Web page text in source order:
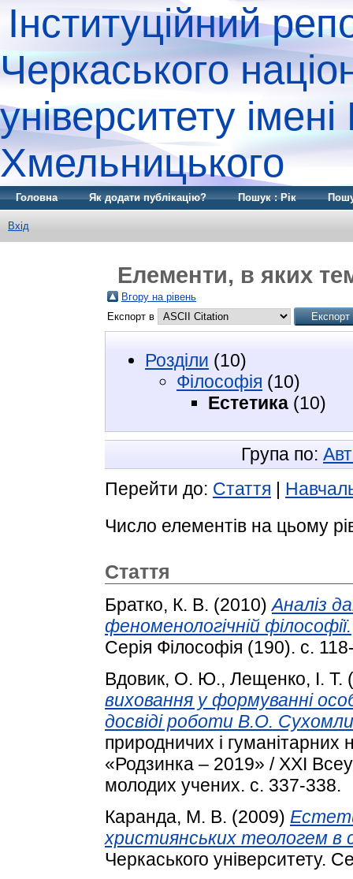
Інституційний
Черкаського
університету
Хмельницького
Головна Як додати публікацію? Пошук : Рік
Вхід
Елементи, в яких
Вгору на рівень
Експорт в
Розділи (10)
Філософія (10)
Естетика (10)
Група по:
Перейти до: Стаття
Число елементів на цьому
Стаття
Братко, К. В. (2010)Аналіз
феноменологічній філософії.
Серія Філософія (190). с.
Вдовик, О. Ю., Лещенко, І. Т.
виховання у формуванні
досвіді роботи В.О.
природничих і
«Родзинка – 2019» / XXІ
молодих учених. с. 337-338.
Каранда, М. В. (2009)
християнських теологем в
Черкаського університету.